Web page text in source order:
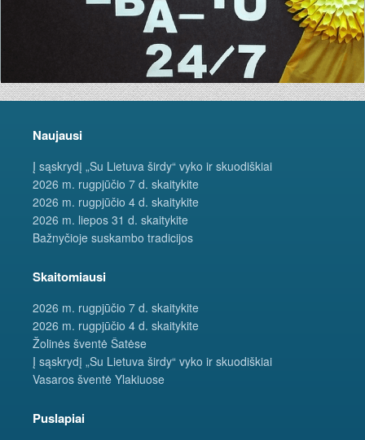
Naujausi
Į sąskrydį „Su Lietuva širdy“ vyko ir skuodiškiai
2026 m. rugpjūčio 7 d. skaitykite
2026 m. rugpjūčio 4 d. skaitykite
2026 m. liepos 31 d. skaitykite
Bažnyčioje suskambo tradicijos
Skaitomiausi
2026 m. rugpjūčio 7 d. skaitykite
2026 m. rugpjūčio 4 d. skaitykite
Žolinės šventė Šatėse
Į sąskrydį „Su Lietuva širdy“ vyko ir skuodiškiai
Vasaros šventė Ylakiuose
Puslapiai